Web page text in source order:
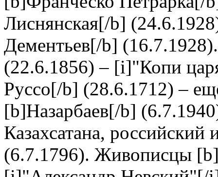
Лиснянская[/b]
Дементьев[/b]
(22.6.1856) – [i]"Копи
Руссо[/b] (28.6.1712) –
[b]Назарбаев[/b]
Казахсатана,
(6.7.1796). Живописцы